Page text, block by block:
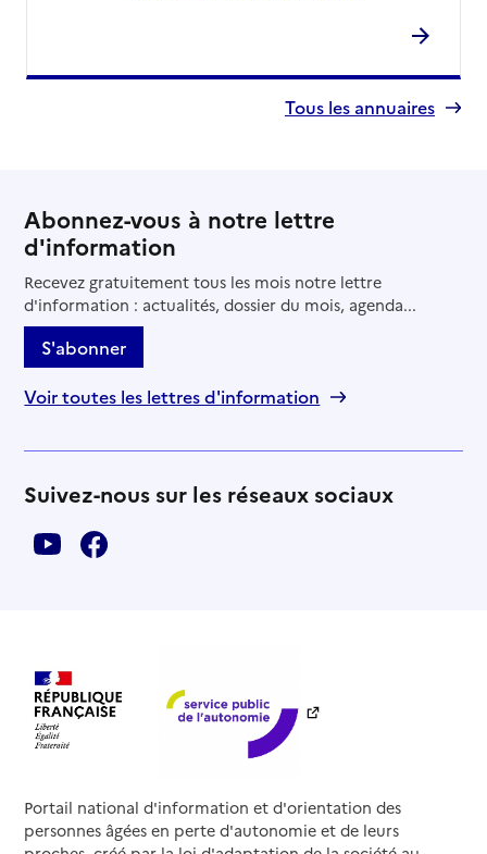
Tous les annuaires
Abonnez-vous à notre lettre
d'information
Recevez gratuitement tous les mois notre lettre
d'information : actualités, dossier du mois, agenda...
S'abonner
Voir toutes les lettres d'information
Suivez-nous sur les réseaux sociaux
Portail national d'information et d'orientation des
personnes âgées en perte d'autonomie et de leurs